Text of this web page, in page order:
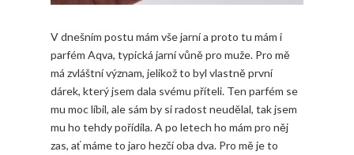
V dnešním postu mám vše jarní a proto tu mám i
parfém Aqva, typická jarní vůně pro muže. Pro mě
má zvláštní význam, jelikož to byl vlastně první
dárek, který jsem dala svému příteli. Ten parfém se
mu moc líbil, ale sám by si radost neudělal, tak jsem
mu ho tehdy pořídila. A po letech ho mám pro něj
zas, ať máme to jaro hezčí oba dva. Pro mě je to